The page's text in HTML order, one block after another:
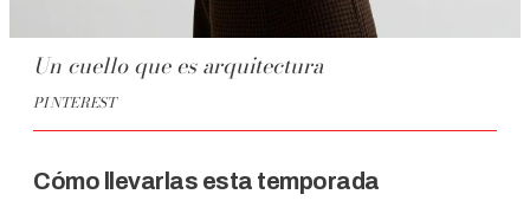
Un cuello que es arquitectura
PINTEREST
Cómo llevarlas esta temporada